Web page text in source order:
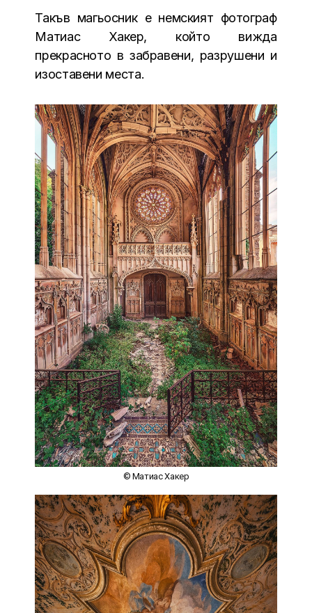
Такъв магьосник е немският фотограф
Матиас Хакер, който вижда
прекрасното в забравени, разрушени и
изоставени места.
© Матиас Хакер